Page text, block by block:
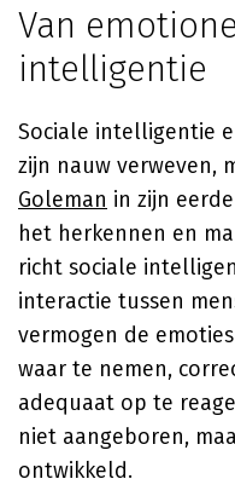
Van
intelligentie
Sociale intelligentie
zijn nauw verweven,
Goleman in zijn
het herkennen en
richt sociale
interactie tussen
vermogen de
waar te nemen,
adequaat op te
niet aangeboren,
ontwikkeld.